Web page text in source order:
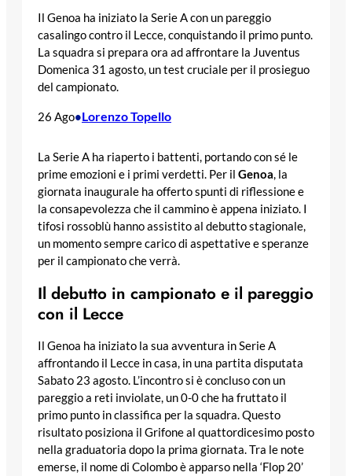
Il Genoa ha iniziato la Serie A con un pareggio
casalingo contro il Lecce, conquistando il primo punto.
La squadra si prepara ora ad affrontare la Juventus
Domenica 31 agosto, un test cruciale per il prosieguo
del campionato.
26 Ago•Lorenzo Topello
La Serie A ha riaperto i battenti, portando con sé le
prime emozioni e i primi verdetti. Per il Genoa, la
giornata inaugurale ha offerto spunti di riflessione e
la consapevolezza che il cammino è appena iniziato. I
tifosi rossoblù hanno assistito al debutto stagionale,
un momento sempre carico di aspettative e speranze
per il campionato che verrà.
Il debutto in campionato e il pareggio
con il Lecce
Il Genoa ha iniziato la sua avventura in Serie A
affrontando il Lecce in casa, in una partita disputata
Sabato 23 agosto. L’incontro si è concluso con un
pareggio a reti inviolate, un 0-0 che ha fruttato il
primo punto in classifica per la squadra. Questo
risultato posiziona il Grifone al quattordicesimo posto
nella graduatoria dopo la prima giornata. Tra le note
emerse, il nome di Colombo è apparso nella ‘Flop 20’